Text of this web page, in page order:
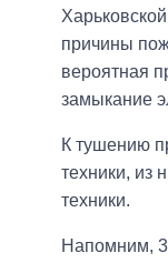
причины
вероятная
замыкание
К тушению
техники, из
техники.
Напомним,